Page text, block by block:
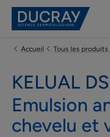
Accueil
Tous les produits
KELUAL DS
Emulsion
chevelu et